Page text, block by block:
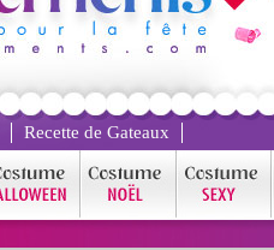
Recette de Gateaux